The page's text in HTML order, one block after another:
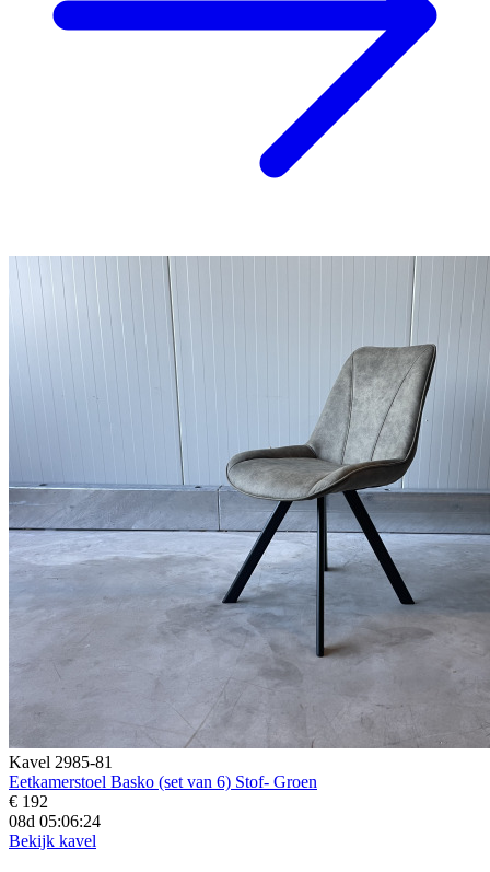
Kavel 2985-81
Eetkamerstoel Basko (set van 6) Stof- Groen
€ 192
08d 05:06:23
Bekijk kavel